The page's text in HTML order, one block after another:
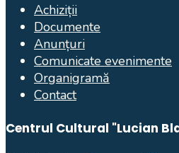
Achiziții
Documente
Anunțuri
Comunicate evenimente
Organigramă
Contact
Centrul Cultural "Lucian